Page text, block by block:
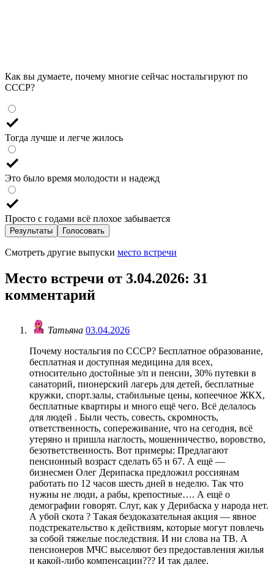
Как вы думаете, почему многие сейчас ностальгируют по
СССР?
Тогда лучше и легче жилось
Это было время молодости и надежд
Просто с годами всё плохое забывается
Результаты Голосовать
Смотреть другие выпуски место встречи
Место встречи от 3.04.2026: 31
комментарий
Татьяна 03.04.2026
Почему ностальгия по СССР? Бесплатное образование,
бесплатная и доступная медицина для всех,
относительно достойные з/п и пенсии, 30% путевки в
санаторий, пионерский лагерь для детей, бесплатные
кружки, спорт.залы, стабильные цены, копеечное ЖКХ,
бесплатные квартиры и много ещё чего. Всё делалось
для людей . Были честь, совесть, скромность,
ответственность, сопереживание, что на сегодня, всё
утеряно и пришла наглость, мошенничество, воровство,
безответственность. Вот примеры: Предлагают
пенсионный возраст сделать 65 и 67. А ещё —
бизнесмен Олег Дерипаска предложил россиянам
работать по 12 часов шесть дней в неделю. Так что
нужны не люди, а рабы, крепостные…. А ещё о
демографии говорят. Слуг, как у Дерибаска у народа нет.
А убой скота ? Такая бездоказательная акция — явное
подстрекательство к действиям, которые могут повлечь
за собой тяжелые последствия. И ни слова на ТВ. А
пенсионеров МЧС выселяют без предоставления жилья
и какой-либо компенсации??? И так далее.